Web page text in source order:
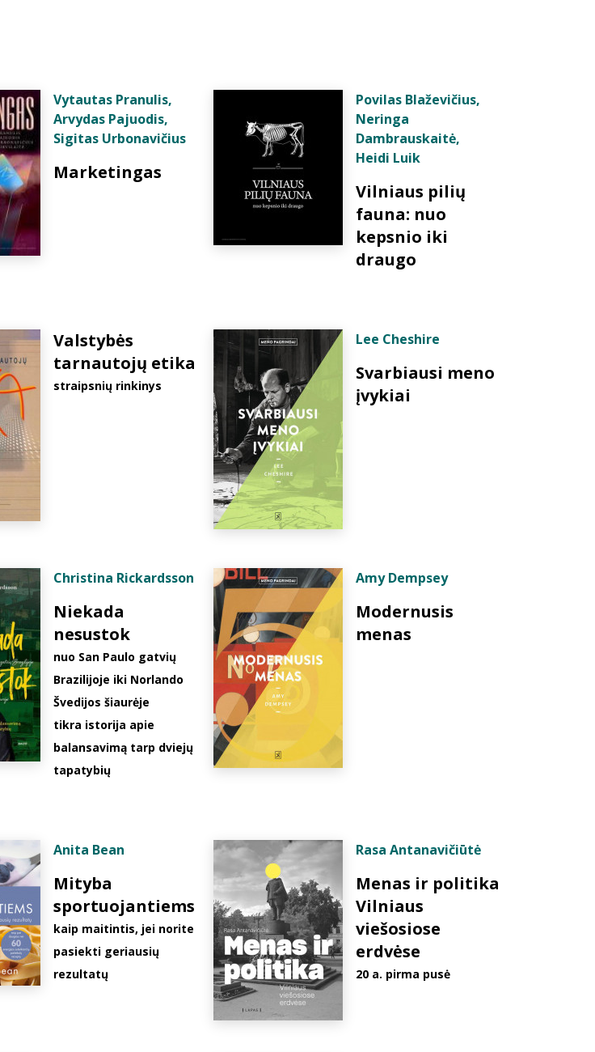
Vytautas Pranulis,
Arvydas Pajuodis,
Sigitas Urbonavičius
Marketingas
Povilas Blaževičius,
Neringa
Dambrauskaitė,
Heidi Luik
Vilniaus pilių
fauna: nuo
kepsnio iki
draugo
Valstybės
tarnautojų etika
straipsnių rinkinys
Lee Cheshire
Svarbiausi meno
įvykiai
Christina Rickardsson
Niekada
nesustok
nuo San Paulo gatvių
Brazilijoje iki Norlando
Švedijos šiaurėje
tikra istorija apie
balansavimą tarp dviejų
tapatybių
Amy Dempsey
Modernusis
menas
Anita Bean
Mityba
sportuojantiems
kaip maitintis, jei norite
pasiekti geriausių
rezultatų
Rasa Antanavičiūtė
Menas ir politika
Vilniaus
viešosiose
erdvėse
20 a. pirma pusė